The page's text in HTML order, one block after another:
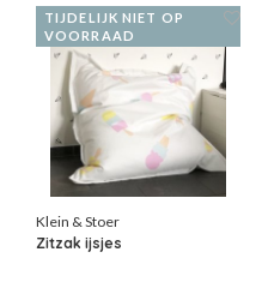
TIJDELIJK NIET OP
VOORRAAD
Klein & Stoer
Zitzak ijsjes